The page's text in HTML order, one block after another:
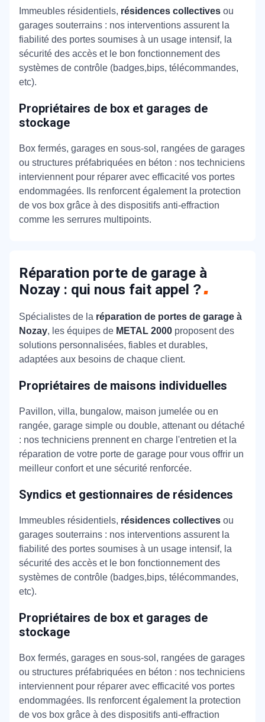
Immeubles résidentiels, résidences collectives ou
garages souterrains : nos interventions assurent la
fiabilité des portes soumises à un usage intensif, la
sécurité des accès et le bon fonctionnement des
systèmes de contrôle (badges,bips, télécommandes,
etc).
Propriétaires de box et garages de
stockage
Box fermés, garages en sous-sol, rangées de garages
ou structures préfabriquées en béton : nos techniciens
interviennent pour réparer avec efficacité vos portes
endommagées. Ils renforcent également la protection
de vos box grâce à des dispositifs anti-effraction
comme les serrures multipoints.
Réparation porte de garage à
Nozay : qui nous fait appel ?
Spécialistes de la réparation de portes de garage à
Nozay, les équipes de METAL 2000 proposent des
solutions personnalisées, fiables et durables,
adaptées aux besoins de chaque client.
Propriétaires de maisons individuelles
Pavillon, villa, bungalow, maison jumelée ou en
rangée, garage simple ou double, attenant ou détaché
: nos techniciens prennent en charge l'entretien et la
réparation de votre porte de garage pour vous offrir un
meilleur confort et une sécurité renforcée.
Syndics et gestionnaires de résidences
Immeubles résidentiels, résidences collectives ou
garages souterrains : nos interventions assurent la
fiabilité des portes soumises à un usage intensif, la
sécurité des accès et le bon fonctionnement des
systèmes de contrôle (badges,bips, télécommandes,
etc).
Propriétaires de box et garages de
stockage
Box fermés, garages en sous-sol, rangées de garages
ou structures préfabriquées en béton : nos techniciens
interviennent pour réparer avec efficacité vos portes
endommagées. Ils renforcent également la protection
de vos box grâce à des dispositifs anti-effraction